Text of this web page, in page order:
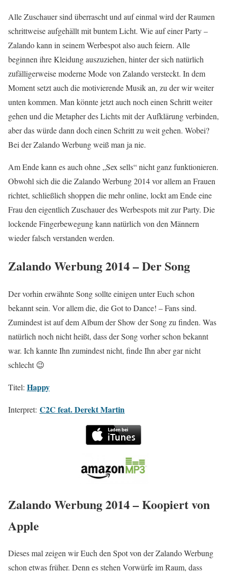
Alle Zuschauer sind überrascht und auf einmal wird der Raumen
schrittweise aufgehällt mit buntem Licht. Wie auf einer Party –
Zalando kann in seinem Werbespot also auch feiern. Alle
beginnen ihre Kleidung auszuziehen, hinter der sich natürlich
zufälligerweise moderne Mode von Zalando versteckt. In dem
Moment setzt auch die motivierende Musik an, zu der wir weiter
unten kommen. Man könnte jetzt auch noch einen Schritt weiter
gehen und die Metapher des Lichts mit der Aufklärung verbinden,
aber das würde dann doch einen Schritt zu weit gehen. Wobei?
Bei der Zalando Werbung weiß man ja nie.
Am Ende kann es auch ohne „Sex sells“ nicht ganz funktionieren.
Obwohl sich die die Zalando Werbung 2014 vor allem an Frauen
richtet, schließlich shoppen die mehr online, lockt am Ende eine
Frau den eigentlich Zuschauer des Werbespots mit zur Party. Die
lockende Fingerbewegung kann natürlich von den Männern
wieder falsch verstanden werden.
Zalando Werbung 2014 – Der Song
Der vorhin erwähnte Song sollte einigen unter Euch schon
bekannt sein. Vor allem die, die Got to Dance! – Fans sind.
Zumindest ist auf dem Album der Show der Song zu finden. Was
natürlich noch nicht heißt, dass der Song vorher schon bekannt
war. Ich kannte Ihn zumindest nicht, finde Ihn aber gar nicht
schlecht 😉
Titel: Happy
Interpret: C2C feat. Derekt Martin
Zalando Werbung 2014 – Koopiert von
Apple
Dieses mal zeigen wir Euch den Spot von der Zalando Werbung
schon etwas früher. Denn es stehen Vorwürfe im Raum, dass